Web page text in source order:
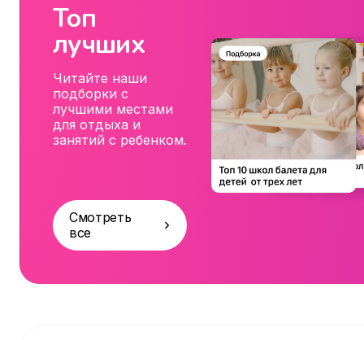
Топ
лучших
Читайте наши
подборки с
лучшими местами
для отдыха и
занятий с ребенком.
Смотреть
все